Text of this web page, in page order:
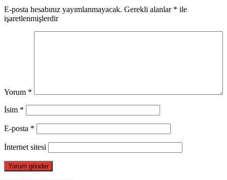
E-posta hesabınız yayımlanmayacak. Gerekli alanlar * ile
işaretlenmişlerdir
Yorum *
İsim *
E-posta *
İnternet sitesi